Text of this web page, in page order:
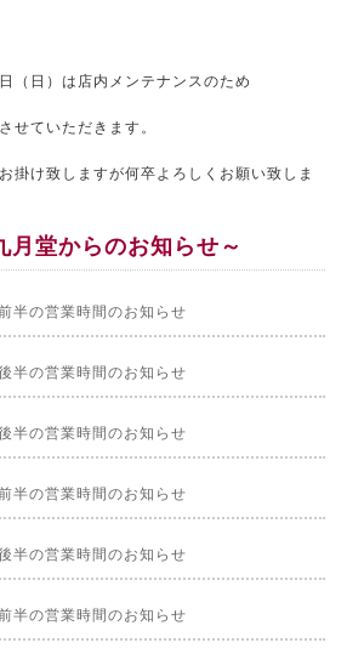
（日）は店内メンテナンスのため
せていただきます。
掛け致しますが何卒よろしくお願い致しま
堂からのお知らせ～
半の営業時間のお知らせ
半の営業時間のお知らせ
半の営業時間のお知らせ
半の営業時間のお知らせ
半の営業時間のお知らせ
半の営業時間のお知らせ